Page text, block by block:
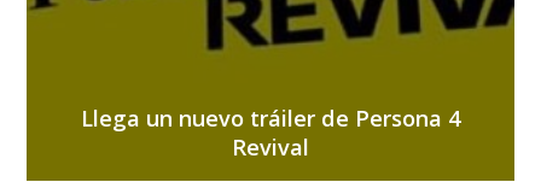
Llega un nuevo tráiler de Persona 4
Revival